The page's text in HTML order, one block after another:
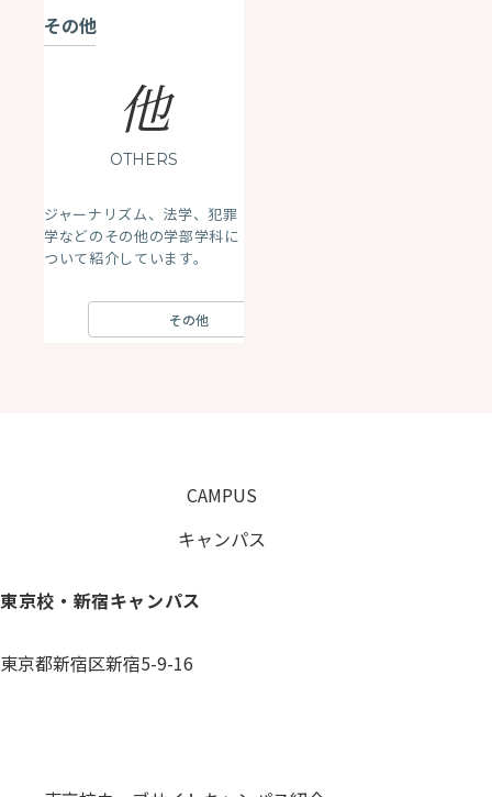
その他
他
OTHERS
ジャーナリズム、法学、犯罪
学などのその他の学部学科に
ついて紹介しています。
その他
CAMPUS
キャンパス
東京校・新宿キャンパス
東京都新宿区新宿5-9-16